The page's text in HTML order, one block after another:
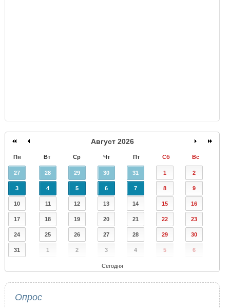
Август 2026
Пн Вт Ср Чт Пт Сб Вс
27 28 29 30 31 1 2
3 4 5 6 7 8 9
10 11 12 13 14 15 16
17 18 19 20 21 22 23
24 25 26 27 28 29 30
31 1 2 3 4 5 6
Сегодня
Опрос